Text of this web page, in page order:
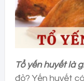
Tổ yến huyết là
đỏ? Yến huyết